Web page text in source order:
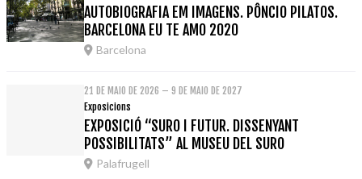
AUTOBIOGRAFIA EM IMAGENS. PÔNCIO PILATOS.
BARCELONA EU TE AMO 2020
Barcelona
21 DE MAIO DE 2026 – 9 DE MAIO DE 2027
Exposicions
EXPOSICIÓ “SURO I FUTUR. DISSENYANT
POSSIBILITATS” AL MUSEU DEL SURO
Palafrugell